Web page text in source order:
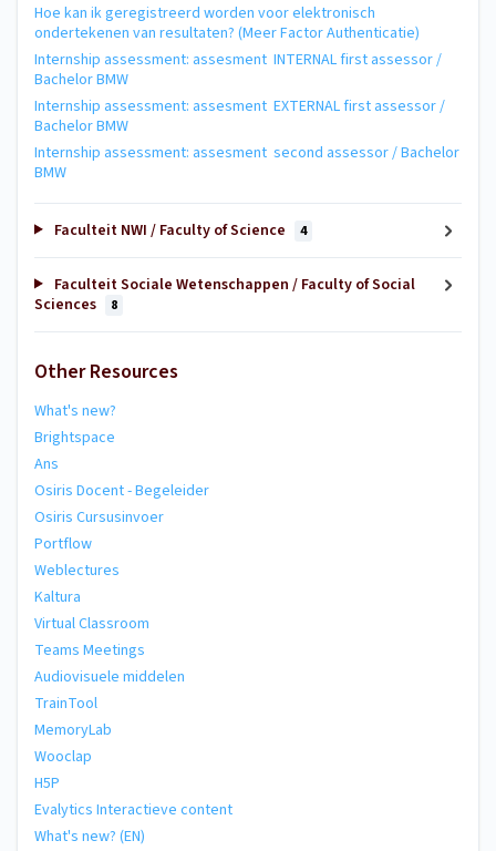
Hoe kan ik geregistreerd worden voor elektronisch
ondertekenen van resultaten? (Meer Factor Authenticatie)
Internship assessment: assesment INTERNAL first assessor /
Bachelor BMW
Internship assessment: assesment EXTERNAL first assessor /
Bachelor BMW
Internship assessment: assesment second assessor / Bachelor
BMW
Faculteit NWI / Faculty of Science 4
Faculteit Sociale Wetenschappen / Faculty of Social
Sciences
8
Other Resources
What's new?
Brightspace
Ans
Osiris Docent - Begeleider
Osiris Cursusinvoer
Portflow
Weblectures
Kaltura
Virtual Classroom
Teams Meetings
Audiovisuele middelen
TrainTool
MemoryLab
Wooclap
H5P
Evalytics Interactieve content
What's new? (EN)